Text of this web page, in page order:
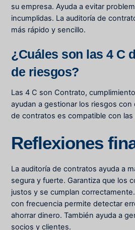
su empresa. Ayuda a evitar
incumplidas. La auditoría de
más rápido y sencillo.
¿Cuáles son las 4 C
de riesgos?
Las 4 C son Contrato,
ayudan a gestionar los riesgos con
de contratos es compatible con las
Reflexiones
La auditoría de contratos ayuda a
segura y fuerte. Garantiza que los
justos y se cumplan
con frecuencia permite detectar
ahorrar dinero. También ayuda a
socios y clientes.